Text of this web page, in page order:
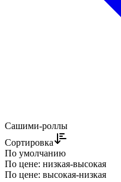
Сашими-роллы
Сортировка
По умолчанию
По цене: низкая-высокая
По цене: высокая-низкая